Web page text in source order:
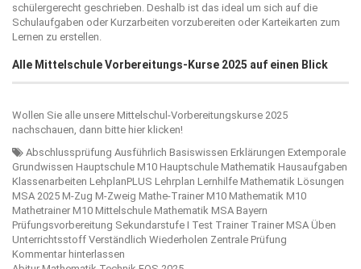
schülergerecht geschrieben. Deshalb ist das ideal um sich auf die
Schulaufgaben oder Kurzarbeiten vorzubereiten oder Karteikarten zum
Lernen zu erstellen.
Alle Mittelschule Vorbereitungs-Kurse 2025 auf einen Blick
Wollen Sie alle unsere Mittelschul-Vorbereitungskurse 2025
nachschauen, dann bitte hier klicken!
Abschlussprüfung Ausführlich Basiswissen Erklärungen Extemporale
Grundwissen Hauptschule M10 Hauptschule Mathematik Hausaufgaben
Klassenarbeiten LehplanPLUS Lehrplan Lernhilfe Mathematik Lösungen
MSA 2025 M-Zug M-Zweig Mathe-Trainer M10 Mathematik M10
Mathetrainer M10 Mittelschule Mathematik MSA Bayern
Prüfungsvorbereitung Sekundarstufe I Test Trainer Trainer MSA Üben
Unterrichtsstoff Verständlich Wiederholen Zentrale Prüfung
Kommentar hinterlassen
Beitragsnavigation